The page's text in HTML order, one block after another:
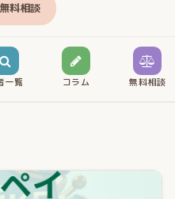
料相談
一覧 コラム 無料相談